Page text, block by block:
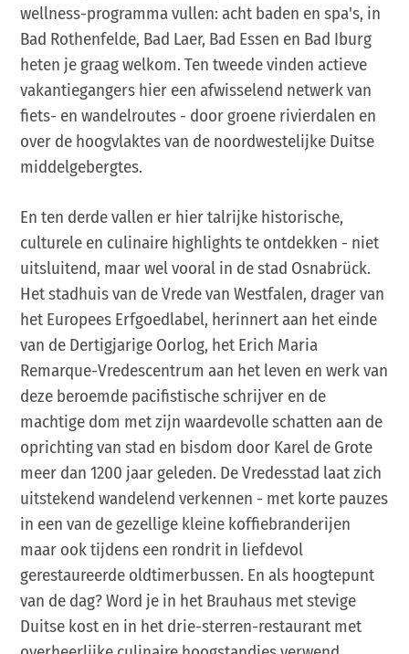
wellness-programma vullen: acht baden en spa's, in
Bad Rothenfelde, Bad Laer, Bad Essen en Bad Iburg
heten je graag welkom. Ten tweede vinden actieve
vakantiegangers hier een afwisselend netwerk van
fiets- en wandelroutes - door groene rivierdalen en
over de hoogvlaktes van de noordwestelijke Duitse
middelgebergtes.
En ten derde vallen er hier talrijke historische,
culturele en culinaire highlights te ontdekken - niet
uitsluitend, maar wel vooral in de stad Osnabrück.
Het stadhuis van de Vrede van Westfalen, drager van
het Europees Erfgoedlabel, herinnert aan het einde
van de Dertigjarige Oorlog, het Erich Maria
Remarque-Vredescentrum aan het leven en werk van
deze beroemde pacifistische schrijver en de
machtige dom met zijn waardevolle schatten aan de
oprichting van stad en bisdom door Karel de Grote
meer dan 1200 jaar geleden. De Vredesstad laat zich
uitstekend wandelend verkennen - met korte pauzes
in een van de gezellige kleine koffiebranderijen
maar ook tijdens een rondrit in liefdevol
gerestaureerde oldtimerbussen. En als hoogtepunt
van de dag? Word je in het Brauhaus met stevige
Duitse kost en in het drie-sterren-restaurant met